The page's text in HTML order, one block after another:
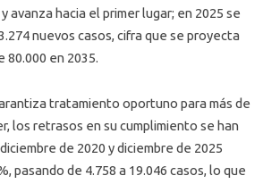
avanza hacia el primer lugar; en 2025 se
nuevos casos, cifra que se proyecta
80.000 en 2035.
tratamiento oportuno para más de
los retrasos en su cumplimiento se han
de 2020 y diciembre de 2025
pasando de 4.758 a 19.046 casos, lo que